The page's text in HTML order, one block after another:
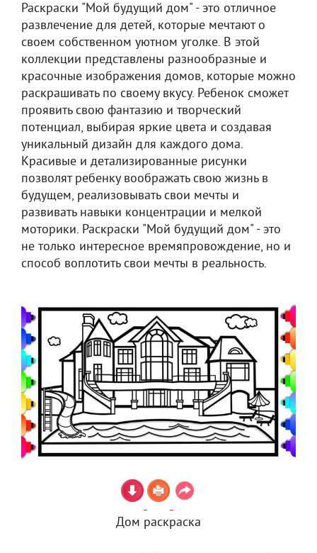
Раскраски "Мой будущий дом" - это отличное
развлечение для детей, которые мечтают о
своем собственном уютном уголке. В этой
коллекции представлены разнообразные и
красочные изображения домов, которые можно
раскрашивать по своему вкусу. Ребенок сможет
проявить свою фантазию и творческий
потенциал, выбирая яркие цвета и создавая
уникальный дизайн для каждого дома.
Красивые и детализированные рисунки
позволят ребенку воображать свою жизнь в
будущем, реализовывать свои мечты и
развивать навыки концентрации и мелкой
моторики. Раскраски "Мой будущий дом" - это
не только интересное времяпровождение, но и
способ воплотить свои мечты в реальность.
Дом раскраска